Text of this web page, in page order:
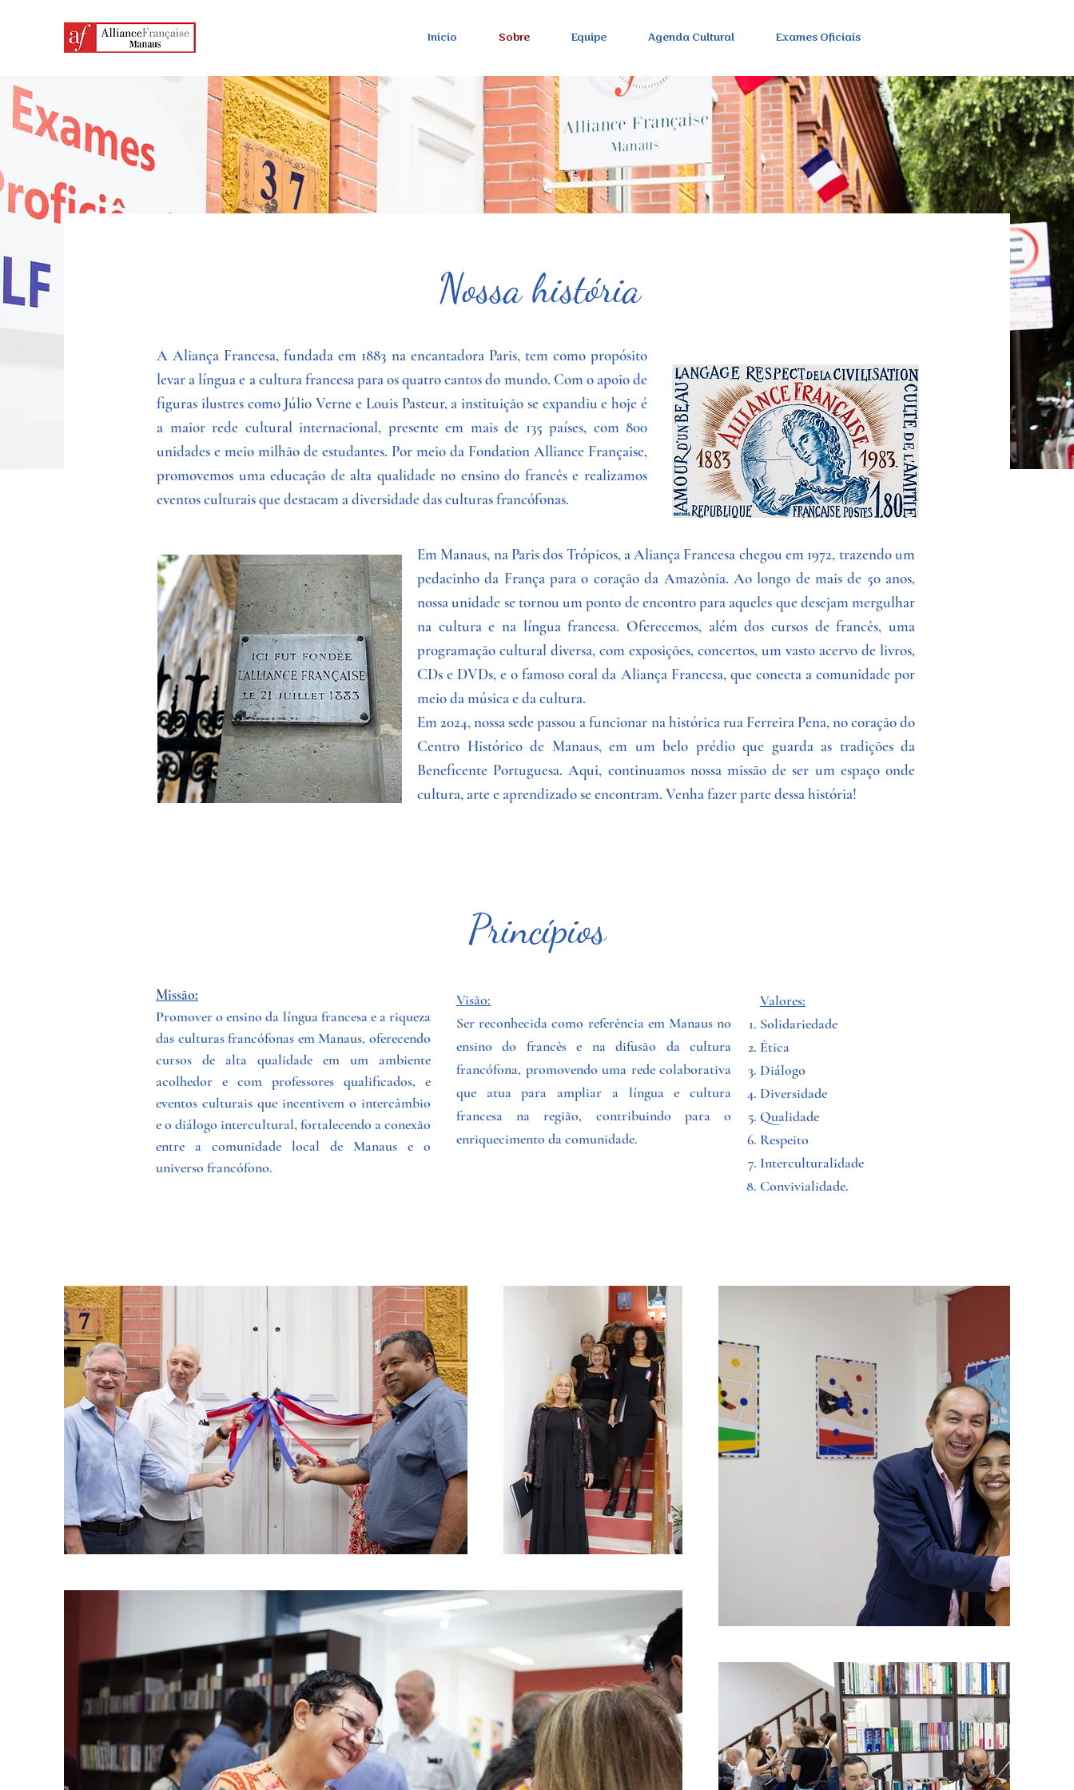
Início Sobre Equipe Agenda Cultural Exames Oficiais
Nossa história
A Aliança Francesa, fundada em 1883 na encantadora Paris, tem como propósito
levar a língua e a cultura francesa para os quatro cantos do mundo. Com o apoio de
figuras ilustres como Júlio Verne e Louis Pasteur, a instituição se expandiu e hoje é
a maior rede cultural internacional, presente em mais de 135 países, com 800
unidades e meio milhão de estudantes. Por meio da Fondation Alliance Française,
promovemos uma educação de alta qualidade no ensino do francês e realizamos
eventos culturais que destacam a diversidade das culturas francófonas.
Em Manaus, na Paris dos Trópicos, a Aliança Francesa chegou em 1972, trazendo um
pedacinho da França para o coração da Amazônia. Ao longo de mais de 50 anos,
nossa unidade se tornou um ponto de encontro para aqueles que desejam mergulhar
na cultura e na língua francesa. Oferecemos, além dos cursos de francês, uma
programação cultural diversa, com exposições, concertos, um vasto acervo de livros,
CDs e DVDs, e o famoso coral da Aliança Francesa, que conecta a comunidade por
meio da música e da cultura.​
Em 2024, nossa sede passou a funcionar na histórica rua Ferreira Pena, no coração do
Centro Histórico de Manaus, em um belo prédio que guarda as tradições da
Beneficente Portuguesa. Aqui, continuamos nossa missão de ser um espaço onde
cultura, arte e aprendizado se encontram. Venha fazer parte dessa história!
Princípios
Missão:
Promover o ensino da língua francesa e a riqueza
das culturas francófonas em Manaus, oferecendo
cursos de alta qualidade em um ambiente
acolhedor e com professores qualificados, e
eventos culturais que incentivem o intercâmbio
e o diálogo intercultural, fortalecendo a conexão
entre a comunidade local de Manaus e o
universo francófono.
Valores:
Solidariedade
Ética
Diálogo
Diversidade
Qualidade
Respeito
Interculturalidade
Convivialidade.
Visão:
Ser reconhecida como referência em Manaus no
ensino do francês e na difusão da cultura
francófona, promovendo uma rede colaborativa
que atua para ampliar a língua e cultura
francesa na região, contribuindo para o
enriquecimento da comunidade.